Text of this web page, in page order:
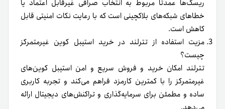
نویسنده:inarges
توییتر لینکدینتلگرام اشتراک